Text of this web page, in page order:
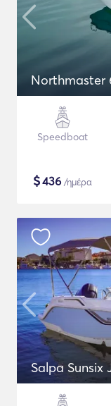
Northmaster
Speedboat
$436 /ημέρα
Salpa Sunsix